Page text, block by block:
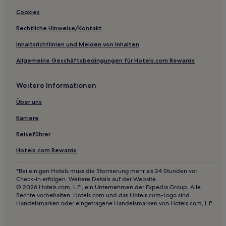
Valleseco Hotels
Triana: Hotels
Hotels nahe Alfredo-Kraus-Auditorium
Hotels nahe Strand von Melenara
Hotels nahe Playa de San Borondón
Hotels nahe Estadio de Gran Canaria
Hotels nahe Kanarisches Museum
San Cristóbal Hotels
Las Vegas Hotels
Hotels nahe Castillo de La Luz
Hotels nahe Caldera von Bandama
Vegueta: Hotels
Santa María de Guía de Gran Canaria Hotels
Cookies
Rechtliche Hinweise/Kontakt
Inhaltsrichtlinien und Melden von Inhalten
Allgemeine Geschäftsbedingungen für Hotels.com Rewards
Weitere Informationen
Über uns
Karriere
Reiseführer
Hotels.com Rewards
*Bei einigen Hotels muss die Stornierung mehr als 24 Stunden vor
Check-in erfolgen. Weitere Details auf der Website.
© 2026 Hotels.com, L.P., ein Unternehmen der Expedia Group. Alle
Rechte vorbehalten. Hotels.com und das Hotels.com-Logo sind
Handelsmarken oder eingetragene Handelsmarken von Hotels.com, L.P.